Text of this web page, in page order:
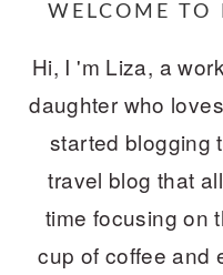
WELCOME
Hi, I 'm Liza, a
daughter who
started blogging
travel blog that
time focusing on
cup of coffee and